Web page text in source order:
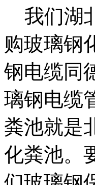
我们湖
购玻璃钢
钢电缆同
璃钢电缆
粪池就是
化粪池。